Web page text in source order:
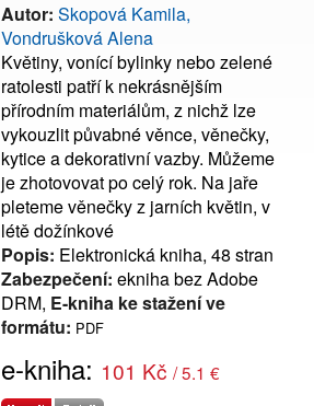
Autor: Skopová Kamila,
Vondrušková Alena
Květiny, vonící bylinky nebo zelené
ratolesti patří k nekrásnějším
přírodním materiálům, z nichž lze
vykouzlit půvabné věnce, věnečky,
kytice a dekorativní vazby. Můžeme
je zhotovovat po celý rok. Na jaře
pleteme věnečky z jarních květin, v
létě dožínkové
Popis: Elektronická kniha, 48 stran
Zabezpečení: ekniha bez Adobe
DRM, E-kniha ke stažení ve
formátu: PDF
e-kniha: 101 Kč / 5.1 €